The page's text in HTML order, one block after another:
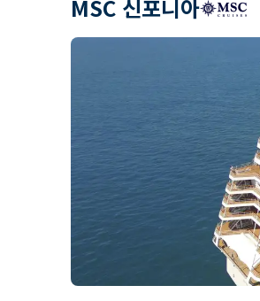
MSC 신포니아